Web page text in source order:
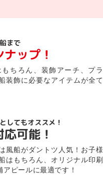
まで
ップ！
ちろん、装飾アーチ、プラ
装飾に必要なアイテムが全て
してもオススメ！
応可能！
風船がダントツ人気！お子様
はもちろん、オリジナル印刷
ピールに最適です！